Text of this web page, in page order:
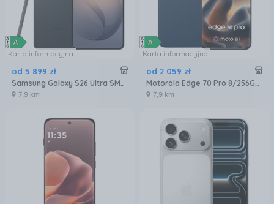
Karta informacyjna
od 5 899 zł
Samsung Galaxy S26 Ultra SM-S948 5G 12/256GB Czarny
7,9 km
Karta informacyjna
od 2 059 zł
Motorola Edge 70 Pro 8/256GB Granatowy
7,9 km